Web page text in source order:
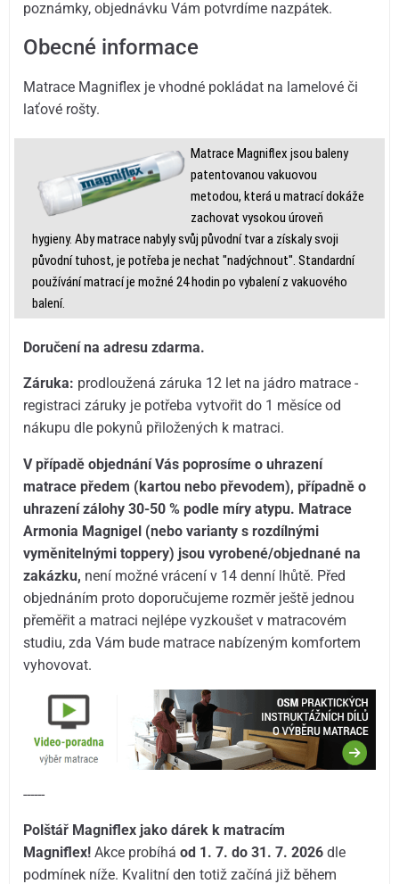
poznámky, objednávku Vám potvrdíme nazpátek.
Obecné informace
Matrace Magniflex je vhodné pokládat na lamelové či
laťové rošty.
Matrace Magniflex jsou baleny
patentovanou vakuovou
metodou, která u matrací dokáže
zachovat vysokou úroveň
hygieny. Aby matrace nabyly svůj původní tvar a získaly svoji
původní tuhost, je potřeba je nechat "nadýchnout". Standardní
používání matrací je možné 24 hodin po vybalení z vakuového
balení.
Doručení na adresu zdarma.
Záruka: prodloužená záruka 12 let na jádro matrace -
registraci záruky je potřeba vytvořit do 1 měsíce od
nákupu dle pokynů přiložených k matraci.
V případě objednání Vás poprosíme o uhrazení
matrace předem (kartou nebo převodem), případně o
uhrazení zálohy 30-50 % podle míry atypu. Matrace
Armonia Magnigel (nebo varianty s rozdílnými
vyměnitelnými toppery) jsou vyrobené/objednané na
zakázku, není možné vrácení v 14 denní lhůtě. Před
objednáním proto doporučujeme rozměr ještě jednou
přeměřit a matraci nejlépe vyzkoušet v matracovém
studiu, zda Vám bude matrace nabízeným komfortem
vyhovovat.
------
Polštář Magniflex jako dárek k matracím
Magniflex! Akce probíháod 1. 7. do 31. 7. 2026 dle
podmínek níže. Kvalitní den totiž začíná již během